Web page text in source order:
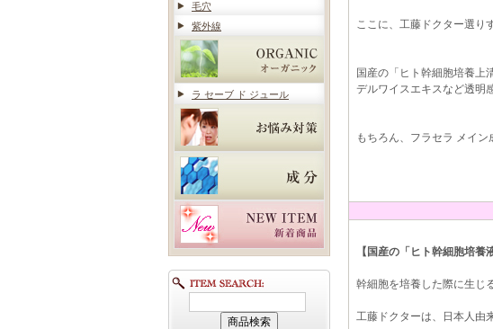
毛穴
紫外線
ラ セーブ ド ジュール
ここに、工藤ドクター選り
国産の「ヒト幹細胞培養上
デルワイスエキスなど透明
もちろん、フラセラ メイン
【国産の「ヒト幹細胞培養
幹細胞を培養した際に生じ
工藤ドクターは、日本人由